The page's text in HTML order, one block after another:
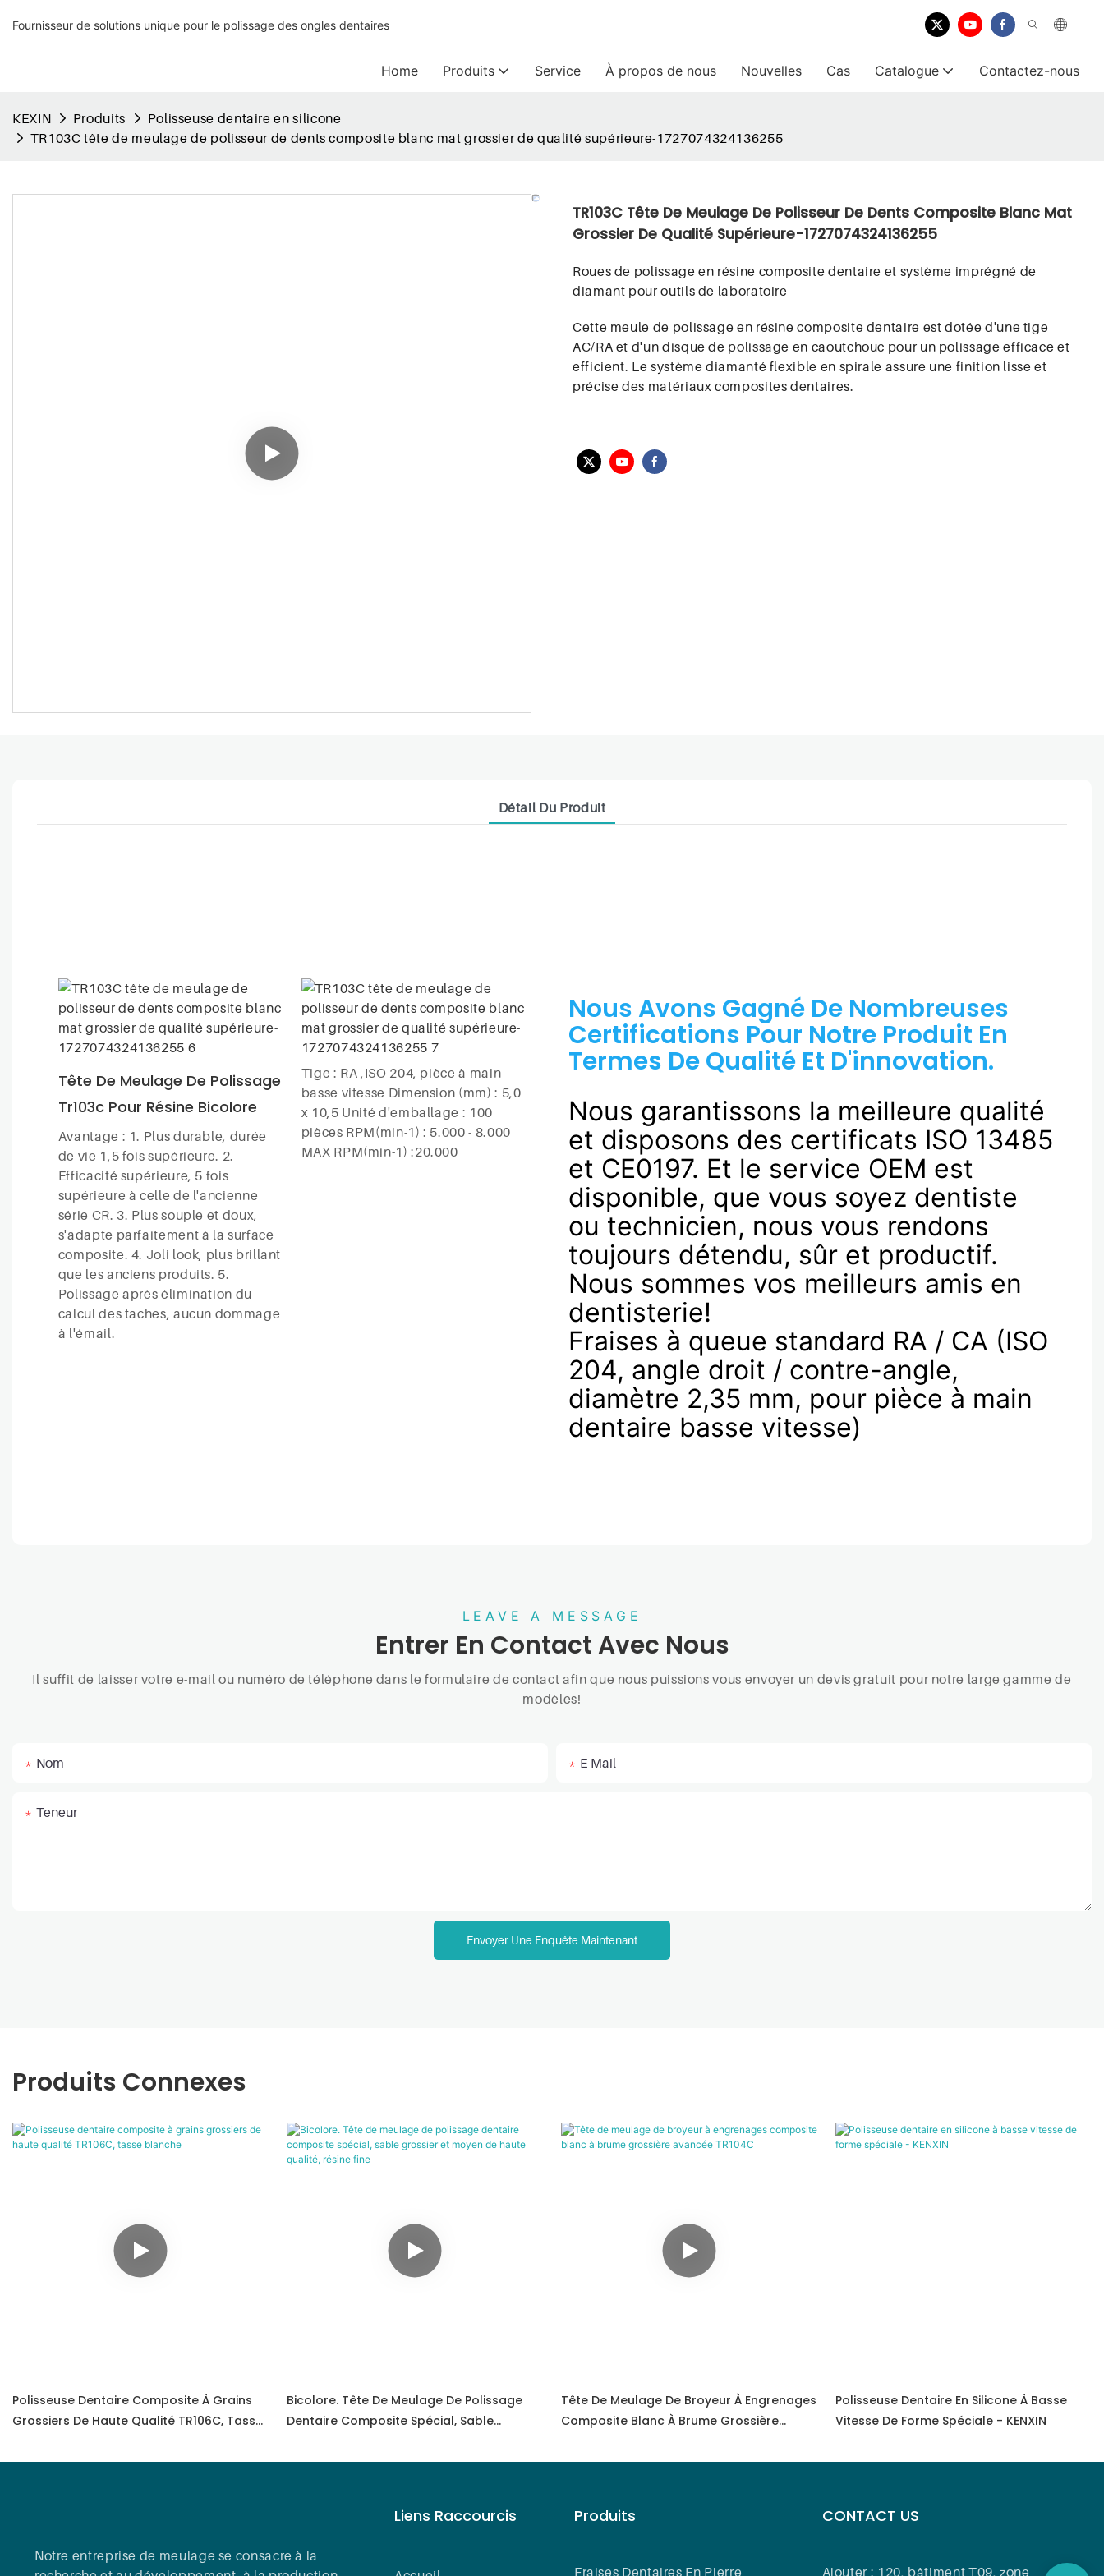
Fournisseur de solutions unique pour le polissage des ongles dentaires
Home Produits Service À propos de nous Nouvelles Cas Catalogue Contactez-nous
KEXIN Produits
Polisseuse dentaire en silicone
TR103C tête de meulage de polisseur de dents composite blanc mat grossier de qualité supérieure-1727074324136255
TR103C Tête De Meulage De Polisseur De Dents Composite Blanc Mat
Grossier De Qualité Supérieure-1727074324136255
Roues de polissage en résine composite dentaire et système imprégné de
diamant pour outils de laboratoire
Cette meule de polissage en résine composite dentaire est dotée d'une tige
AC/RA et d'un disque de polissage en caoutchouc pour un polissage efficace et
efficient. Le système diamanté flexible en spirale assure une finition lisse et
précise des matériaux composites dentaires.
Détail Du Produit
Tête De Meulage De Polissage
Tr103c Pour Résine Bicolore
Avantage : 1. Plus durable, durée
de vie 1,5 fois supérieure. 2.
Efficacité supérieure, 5 fois
supérieure à celle de l'ancienne
série CR. 3. Plus souple et doux,
s'adapte parfaitement à la surface
composite. 4. Joli look, plus brillant
que les anciens produits. 5.
Polissage après élimination du
calcul des taches, aucun dommage
à l'émail.
Tige : RA ,ISO 204, pièce à main
basse vitesse Dimension (mm) : 5,0
x 10,5 Unité d'emballage : 100
pièces RPM(min-1) : 5.000 - 8.000
MAX RPM(min-1) :20.000
Nous Avons Gagné De Nombreuses
Certifications Pour Notre Produit En
Termes De Qualité Et D'innovation.
Nous garantissons la meilleure qualité
et disposons des certificats ISO 13485
et CE0197. Et le service OEM est
disponible, que vous soyez dentiste
ou technicien, nous vous rendons
toujours détendu, sûr et productif.
Nous sommes vos meilleurs amis en
dentisterie!
Fraises à queue standard RA / CA (ISO
204, angle droit / contre-angle,
diamètre 2,35 mm, pour pièce à main
dentaire basse vitesse)
LEAVE A MESSAGE
Entrer En Contact Avec Nous
Il suffit de laisser votre e-mail ou numéro de téléphone dans le formulaire de contact afin que nous puissions vous envoyer un devis gratuit pour notre large gamme de
modèles!
Nom E-Mail
Teneur
Envoyer Une Enquête Maintenant
Produits Connexes
Polisseuse Dentaire Composite À Grains
Grossiers De Haute Qualité TR106C, Tasse
Bicolore. Tête De Meulage De Polissage
Dentaire Composite Spécial, Sable
Résine Fine
Tête De Meulage De Broyeur À Engrenages
Composite Blanc À Brume Grossière
Polisseuse Dentaire En Silicone À Basse
Vitesse De Forme Spéciale - KENXIN
Notre entreprise de meulage se consacre à la
Liens Raccourcis Produits
Fraises Dentaires En Pierre
CONTACT US
Ajouter : 120, bâtiment T09, zone